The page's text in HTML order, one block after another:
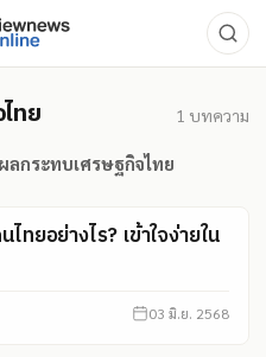
รษฐกิจไทย
ทย 1 บทความ
ผลกระทบเศรษฐกิจไทย
ยอย่างไร? เข้าใจง่ายใน
03 มิ.ย. 2568